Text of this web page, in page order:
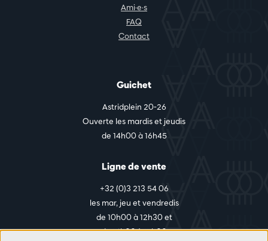
Ami·e·s
FAQ
Contact
Guichet
Astridplein 20-26
Ouverte les mardis et jeudis
de 14h00 à 16h45
Ligne de vente
+32 (0)3 213 54 06
les mar, jeu et vendredis
de 10h00 à 12h30 et
de 14h00 à 17h00